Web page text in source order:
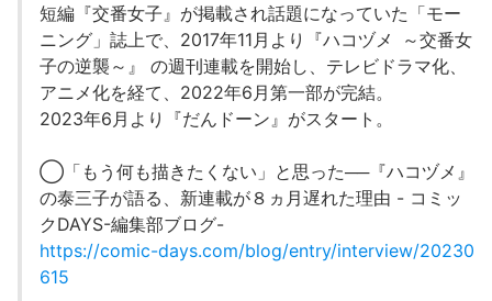
短編『交番女子』が掲載され話題になっていた「モー
ニング」誌上で、2017年11月より『ハコヅメ ～交番女
子の逆襲～』 の週刊連載を開始し、テレビドラマ化、
アニメ化を経て、2022年6月第一部が完結。
2023年6月より『だんドーン』がスタート。
◯「もう何も描きたくない」と思った──『ハコヅメ』
の泰三子が語る、新連載が８ヵ月遅れた理由 - コミッ
クDAYS-編集部ブログ-
https://comic-days.com/blog/entry/interview/20230
615